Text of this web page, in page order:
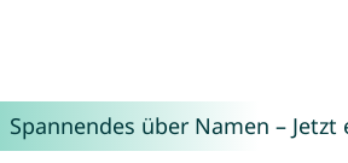
Spannendes über Namen – Jetzt